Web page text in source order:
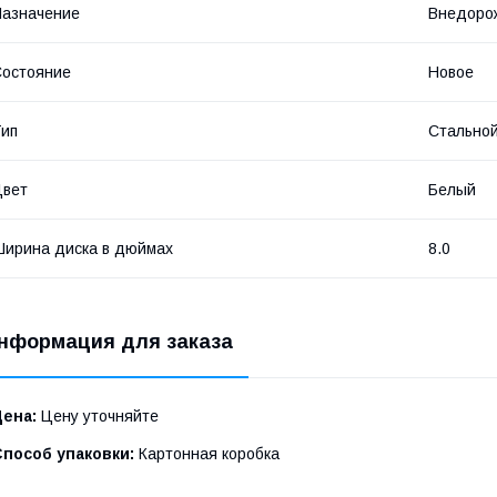
Новое
Стальной
Белый
диска в дюймах 8.0
для заказа
Цену уточняйте
упаковки: Картонная коробка